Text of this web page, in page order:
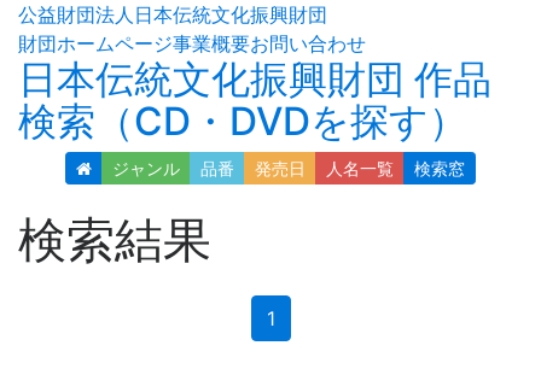
公益財団法人日本伝統文化振興財団
財団ホームページ事業概要お問い合わせ
日本伝統文化振興財団 作品
検索（CD・DVDを探す）
ジャンル 品番 発売日 人名一覧 検索窓
検索結果
1(current)